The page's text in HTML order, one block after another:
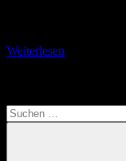
Weiterlesen
Suchen
nach: